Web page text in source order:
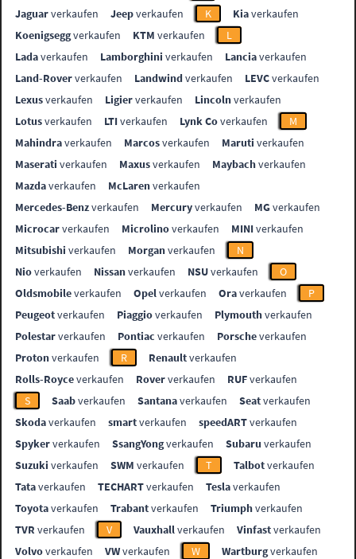
Jaguarverkaufen Jeepverkaufen K Kiaverkaufen
Koenigseggverkaufen KTM verkaufen
L
Ladaverkaufen Lamborghini verkaufen Lanciaverkaufen
Land-Roververkaufen Landwindverkaufen LEVCverkaufen
Lexusverkaufen Ligierverkaufen Lincolnverkaufen
Lotusverkaufen LTIverkaufen Lynk Coverkaufen
M
Mahindraverkaufen Marcosverkaufen Maruti verkaufen
Maserati verkaufen Maxusverkaufen Maybachverkaufen
Mazdaverkaufen McLarenverkaufen
Mercedes-Benzverkaufen Mercuryverkaufen MGverkaufen
Microcarverkaufen Microlinoverkaufen MINIverkaufen
Mitsubishi verkaufen Morganverkaufen
N
Nioverkaufen Nissanverkaufen NSUverkaufen
O
Oldsmobileverkaufen Opelverkaufen Oraverkaufen
P
Peugeotverkaufen Piaggioverkaufen Plymouthverkaufen
Polestarverkaufen Pontiac verkaufen Porscheverkaufen
Protonverkaufen R Renaultverkaufen
Rolls-Royceverkaufen Roververkaufen RUFverkaufen
S
Saabverkaufen Santanaverkaufen Seatverkaufen
Skodaverkaufen smartverkaufen speedARTverkaufen
Spykerverkaufen SsangYongverkaufen Subaru verkaufen
Suzuki verkaufen SWM verkaufen T Talbotverkaufen
Tataverkaufen TECHARTverkaufen Teslaverkaufen
Toyotaverkaufen Trabantverkaufen Triumphverkaufen
TVR verkaufen V Vauxhallverkaufen Vinfastverkaufen
Volvoverkaufen VWverkaufen W Wartburgverkaufen